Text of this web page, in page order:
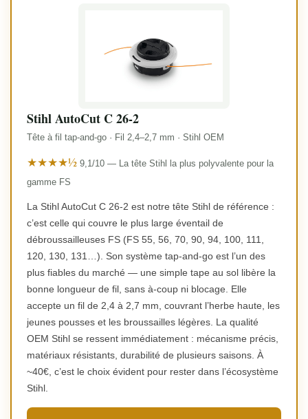
Stihl AutoCut C 26-2
Tête à fil tap-and-go · Fil 2,4–2,7 mm · Stihl OEM
★★★★½ 9,1/10 — La tête Stihl la plus polyvalente pour la
gamme FS
La Stihl AutoCut C 26-2 est notre tête Stihl de référence :
c’est celle qui couvre le plus large éventail de
débroussailleuses FS (FS 55, 56, 70, 90, 94, 100, 111,
120, 130, 131…). Son système tap-and-go est l’un des
plus fiables du marché — une simple tape au sol libère la
bonne longueur de fil, sans à-coup ni blocage. Elle
accepte un fil de 2,4 à 2,7 mm, couvrant l’herbe haute, les
jeunes pousses et les broussailles légères. La qualité
OEM Stihl se ressent immédiatement : mécanisme précis,
matériaux résistants, durabilité de plusieurs saisons. À
~40€, c’est le choix évident pour rester dans l’écosystème
Stihl.